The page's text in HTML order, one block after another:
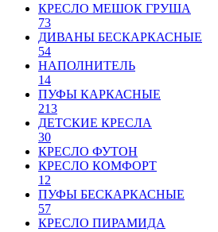
КРЕСЛО МЕШОК ГРУША
73
ДИВАНЫ БЕСКАРКАСНЫЕ
54
НАПОЛНИТЕЛЬ
14
ПУФЫ КАРКАСНЫЕ
213
ДЕТСКИЕ КРЕСЛА
30
КРЕСЛО ФУТОН
КРЕСЛО КОМФОРТ
12
ПУФЫ БЕСКАРКАСНЫЕ
57
КРЕСЛО ПИРАМИДА